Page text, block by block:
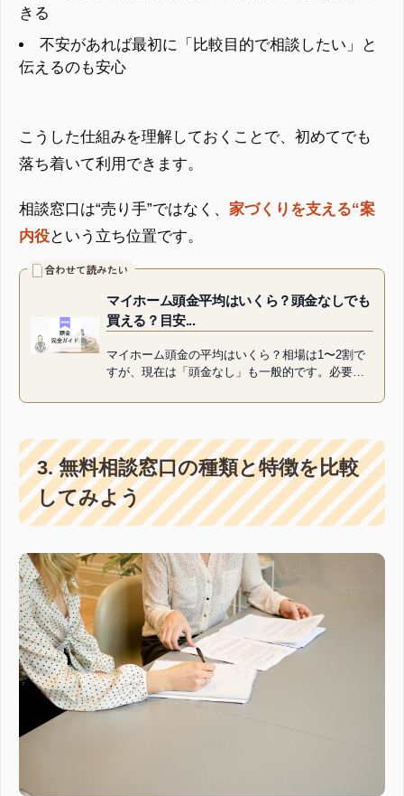
きる
不安があれば最初に「比較目的で相談したい」と
伝えるのも安心
こうした仕組みを理解しておくことで、初めてでも
落ち着いて利用できます。
相談窓口は“売り手”ではなく、 家づくりを支える“案
内役という立ち位置です。
マイホーム頭金平均はいくら？頭金なしでも
買える？目安...
マイホーム頭金の平均はいくら？相場は1〜2割で
すが、現在は「頭金なし」も一般的です。必要な
付金」との違い、フルローン...
3. 無料相談窓口の種類と特徴を比較
してみよう